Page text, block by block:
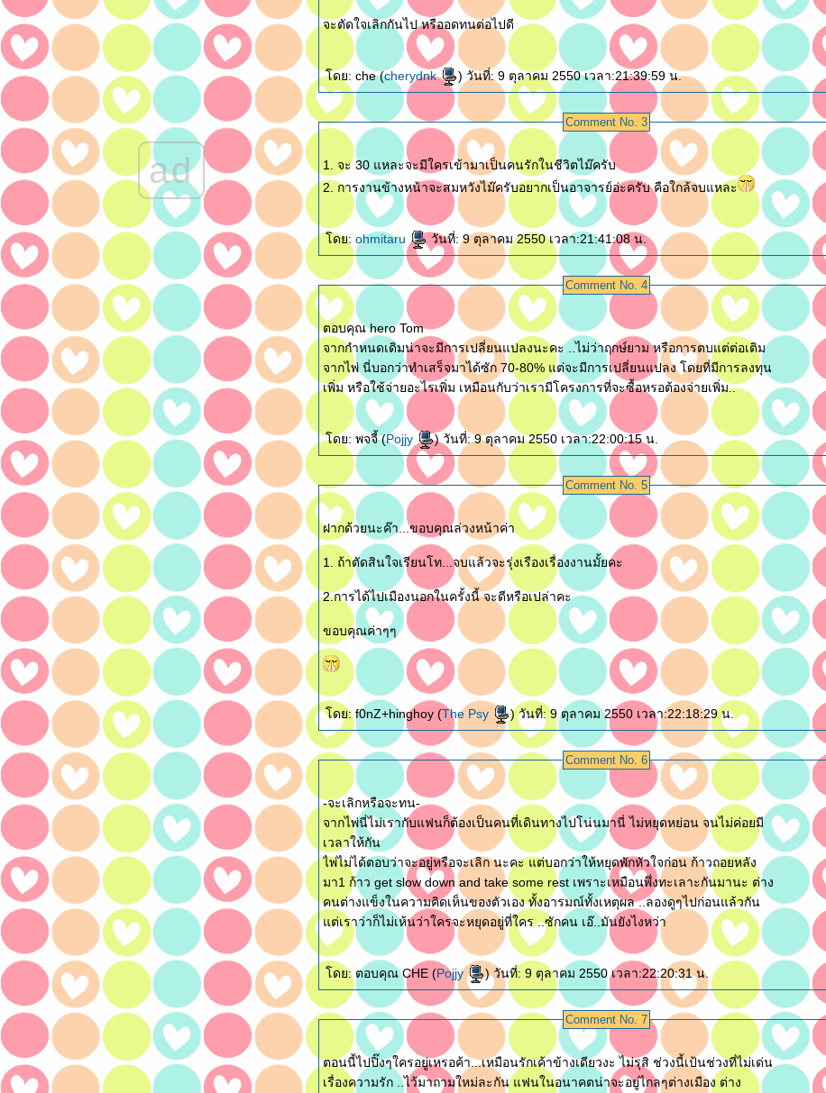
ad
จะตัดใจเลิกกันไป หรืออดทนต่อไปดี
ดย: che (cherydnk ) วันที่: 9 ตุลาคม 2550 เวลา:21:39:59 น.
Comment No. 3
1. จะ 30 แหละจะมีใครเข้ามาเป็นคนรักในชีวิตไม๊ครับ
2. การงานข้างหน้าจะสมหวังไม๊ครับอยากเป็นอาจารย์อ่ะครับ คือใกล้จบแหละ
ดย: ohmitaru วันที่: 9 ตุลาคม 2550 เวลา:21:41:08 น.
Comment No. 4
ตอบคุณ hero Tom
จากกำหนดเดิมน่าจะมีการเปลี่ยนแปลงนะคะ ..ไม่ว่าฤกษ์ยาม หรือการตบแต่ต่อเติม
จากไพ่ นี่บอกว่าทำเสร็จมาได้ซัก 70-80% แต่จะมีการเปลี่ยนแปลง โดยที่มีการลงทุน
เพิ่ม หรือใช้จ่ายอะไรเพิ่ม เหมือนกับว่าเรามีโครงการที่จะซื้อหรอต้องจ่ายเพิ่ม..
ดย: พจจี้ (Pojjy ) วันที่: 9 ตุลาคม 2550 เวลา:22:00:15 น.
Comment No. 5
ฝากด้วยนะค๊า...ขอบคุณล่วงหน้าค่า
1. ถ้าตัดสินใจเรียนโท...จบแล้วจะรุ่งเรืองเรื่องงานมั้ยคะ
2.การได้ไปเมืองนอกในครั้งนี้ จะดีหรือเปล่าคะ
ขอบคุณค่าๆๆ
ดย: f0nZ+hinghoy (The Psy ) วันที่: 9 ตุลาคม 2550 เวลา:22:18:29 น.
Comment No. 6
-จะเลิกหรือจะทน-
จากไพ่นี่ไม่เรากับแฟนก็ต้องเป็นคนที่เดินทางไปโน่นมานี่ ไม่หยุดหย่อน จนไม่ค่อยมี
เวลาให้กัน
ไพ่ไม่ได้ตอบว่าจะอยู่หรือจะเลิก นะคะ แต่บอกว่าให้หยุดพักหัวใจก่อน ก้าวถอยหลัง
มา1 ก้าว get slow down and take some rest เพราะเหมือนพึ่งทะเลาะกันมานะ ต่าง
คนต่างแข็งในความคิดเห็นของตัวเอง ทั้งอารมณ์ทั้งเหตุผล ..ลองดูๆไปก่อนแล้วกัน
ต่เราว่าก็ไม่เห้นว่าใครจะหยุดอยู่ที่ใคร ..ซักคน เอ๊..มันยังไงหว่า
ดย: ตอบคุณ CHE (Pojjy ) วันที่: 9 ตุลาคม 2550 เวลา:22:20:31 น.
Comment No. 7
ตอนนี้ไปปิ๊งๆใครอยู่เหรอค้า...เหมือนรักเค้าข้างเดียวงะ ไม่รุสิ ช่วงนี้เป้นช่วงที่ไม่เด่น
เรื่องความรัก ..ไว้มาถามใหม่ละกัน แฟนในอนาคตน่าจะอยู่ไกลๆต่างเมือง ต่าง